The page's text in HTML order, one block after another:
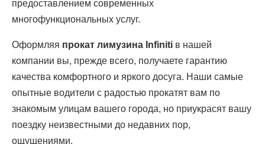
предоставлением современных
многофункциональных услуг.
Оформляя прокат лимузина Infiniti в нашей
компании вы, прежде всего, получаете гарантию
качества комфортного и яркого досуга. Наши самые
опытные водители с радостью прокатят вам по
знакомым улицам вашего города, но приукрасят вашу
поездку неизвестными до недавних пор,
ощущениями.